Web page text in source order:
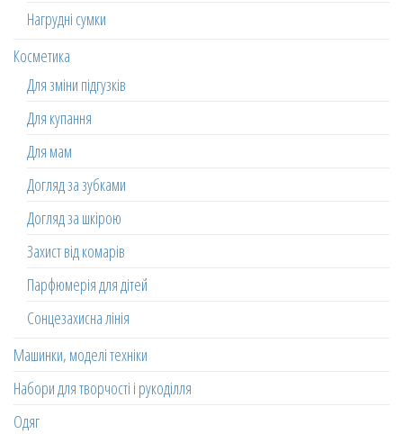
Нагрудні сумки
Косметика
Для зміни підгузків
Для купання
Для мам
Догляд за зубками
Догляд за шкірою
Захист від комарів
Парфюмерія для дітей
Сонцезахисна лінія
Машинки, моделі техніки
Набори для творчості і рукоділля
Одяг